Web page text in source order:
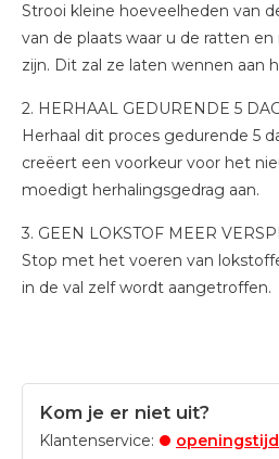
Strooi kleine hoeveelheden van
van de plaats waar u de ratten
zijn. Dit zal ze laten wennen aan
2. HERHAAL GEDURENDE 5
Herhaal dit proces gedurende 5
creëert een voorkeur voor het
moedigt herhalingsgedrag aan.
3. GEEN LOKSTOF MEER
Stop met het voeren van
in de val zelf wordt aangetroffen.
Kom je er niet uit?
Klantenservice: